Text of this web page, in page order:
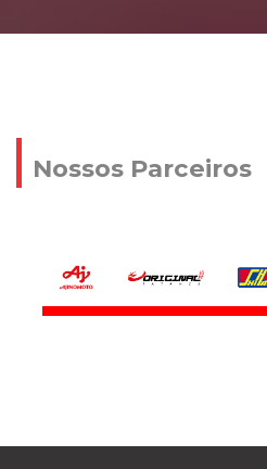
Nossos Parceiros